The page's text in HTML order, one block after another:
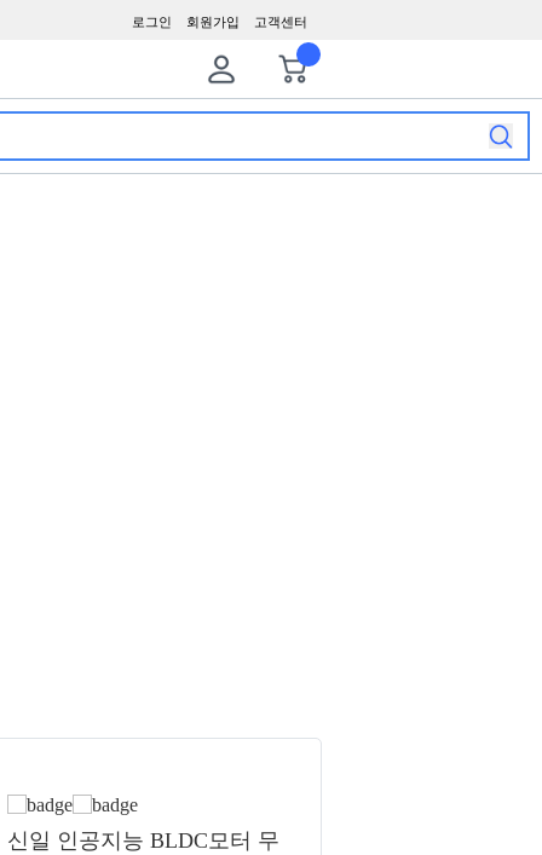
고객센터
회원가입
로그인
신일 인공지능 BLDC모터 무